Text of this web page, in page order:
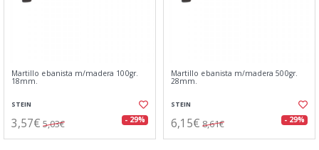
Martillo ebanista m/madera 100gr.
18mm.
STEIN
3,57€ 5,03€ - 29%
Martillo ebanista m/madera 500gr.
28mm.
STEIN
6,15€ 8,61€ - 29%